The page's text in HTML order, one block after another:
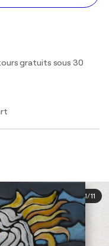
gratuits sous 30
1/11